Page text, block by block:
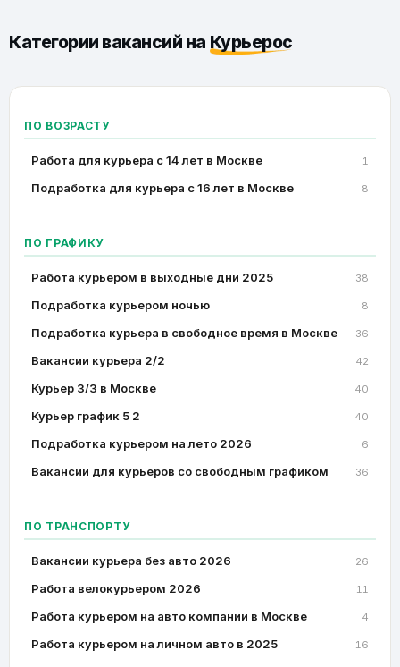
Категории вакансий на Курьерос
ПО ВОЗРАСТУ
Работа для курьера с 14 лет в Москве 1
Подработка для курьера с 16 лет в Москве 8
ПО ГРАФИКУ
Работа курьером в выходные дни 2025 38
Подработка курьером ночью 8
Подработка курьера в свободное время в Москве 36
Вакансии курьера 2/2 42
Курьер 3/3 в Москве 40
Курьер график 5 2 40
Подработка курьером на лето 2026 6
Вакансии для курьеров со свободным графиком 36
ПО ТРАНСПОРТУ
Вакансии курьера без авто 2026 26
Работа велокурьером 2026 11
Работа курьером на авто компании в Москве 4
Работа курьером на личном авто в 2025 16